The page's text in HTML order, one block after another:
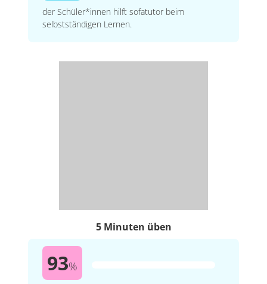
der Schüler*innen hilft sofatutor beim
selbstständigen Lernen.
5 Minuten üben
93%